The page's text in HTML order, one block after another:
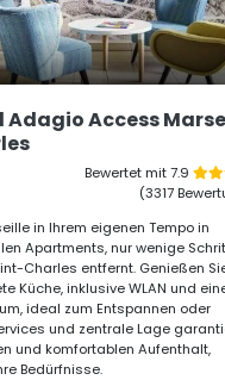
Access
Bewertet mit 7.9
(3317
in Ihrem eigenen Tempo in
Apartments, nur wenige
Charles entfernt. Genießen
Küche, inklusive WLAN und
ideal zum Entspannen oder
und zentrale Lage
und komfortablen Aufenthalt,
Bedürfnisse.